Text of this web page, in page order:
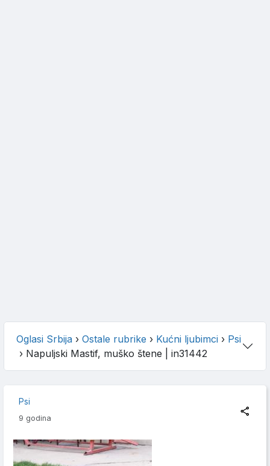
Oglasi Srbija › Ostale rubrike › Kućni ljubimci › Psi
› Napuljski Mastif, muško štene | in31442
Psi
9 godina